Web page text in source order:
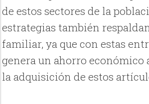
de estos sectores de la
estrategias también
familiar, ya que con estas
genera un ahorro económico
la adquisición de estos